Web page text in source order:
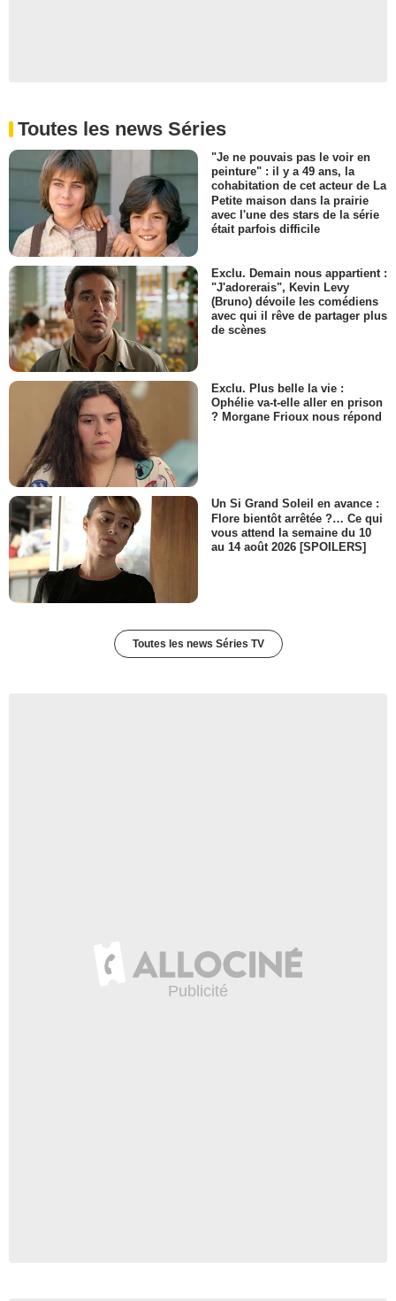
Toutes les news Séries
"Je ne pouvais pas le voir en
peinture" : il y a 49 ans, la
cohabitation de cet acteur de La
Petite maison dans la prairie
avec l'une des stars de la série
était parfois difficile
Exclu. Demain nous appartient :
"J'adorerais", Kevin Levy
(Bruno) dévoile les comédiens
avec qui il rêve de partager plus
de scènes
Exclu. Plus belle la vie :
Ophélie va-t-elle aller en prison
? Morgane Frioux nous répond
Un Si Grand Soleil en avance :
Flore bientôt arrêtée ?… Ce qui
vous attend la semaine du 10
au 14 août 2026 [SPOILERS]
Toutes les news Séries TV